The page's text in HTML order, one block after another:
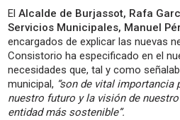
ElAlcalde de Burjassot, Rafa
Servicios Municipales, Manuel
encargados de explicar las nuevas
Consistorio ha especificado en el
necesidades que, tal y como
municipal, “son de vital importancia
nuestro futuro y la visión de
entidad más sostenible”.